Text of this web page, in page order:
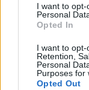
I want to
Personal
Opted In
I want to opt-
Retention,
Personal
Purposes for
Opted Out
większy
niektórych
Słowackiego
używanych w
także